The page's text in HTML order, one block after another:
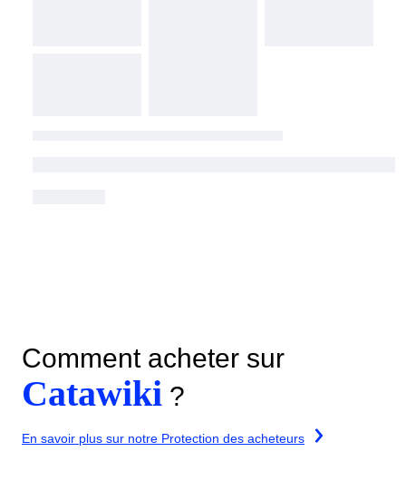
Comment acheter sur
Catawiki ?
En savoir plus sur notre Protection des acheteurs